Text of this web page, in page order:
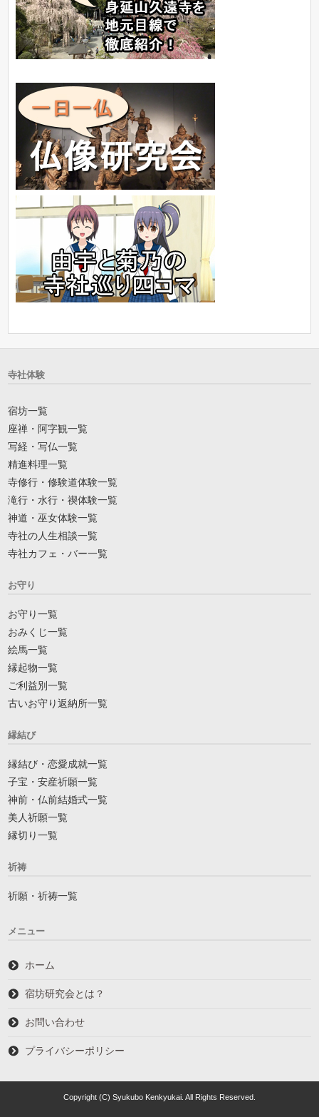
寺社体験
宿坊一覧
座禅・阿字観一覧
写経・写仏一覧
精進料理一覧
寺修行・修験道体験一覧
滝行・水行・禊体験一覧
神道・巫女体験一覧
寺社の人生相談一覧
寺社カフェ・バー一覧
お守り
お守り一覧
おみくじ一覧
絵馬一覧
縁起物一覧
ご利益別一覧
古いお守り返納所一覧
縁結び
縁結び・恋愛成就一覧
子宝・安産祈願一覧
神前・仏前結婚式一覧
美人祈願一覧
縁切り一覧
祈祷
祈願・祈祷一覧
メニュー
ホーム
宿坊研究会とは？
お問い合わせ
プライバシーポリシー
Copyright (C) Syukubo Kenkyukai. All Rights Reserved.